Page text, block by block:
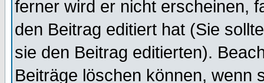
ferner wird er nicht erscheinen,
den Beitrag editiert hat (Sie
sie den Beitrag editierten).
Beiträge löschen können, wenn